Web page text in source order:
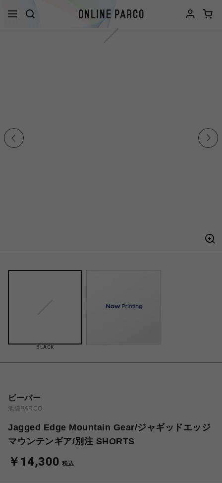
BLACK
ビーバー
池袋PARCO
Jagged Edge Mountain Gear/ジャギッドエッジ
マウンテンギア/別注 SHORTS
￥14,300 税込